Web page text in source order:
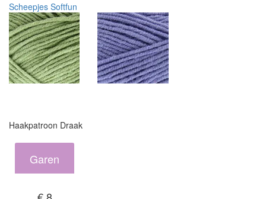
Scheepjes Softfun
Haakpatroon Draak
Garen